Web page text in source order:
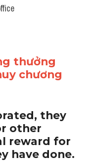
thưởng
chương
they
other
reward for
have done.